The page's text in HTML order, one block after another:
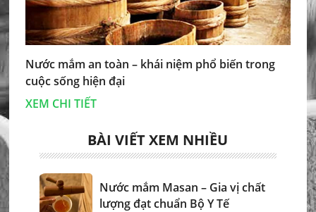
Nước mắm an toàn – khái niệm phổ biến trong
cuộc sống hiện đại
XEM CHI TIẾT
BÀI VIẾT XEM NHIỀU
Nước mắm Masan – Gia vị chất
lượng đạt chuẩn Bộ Y Tế